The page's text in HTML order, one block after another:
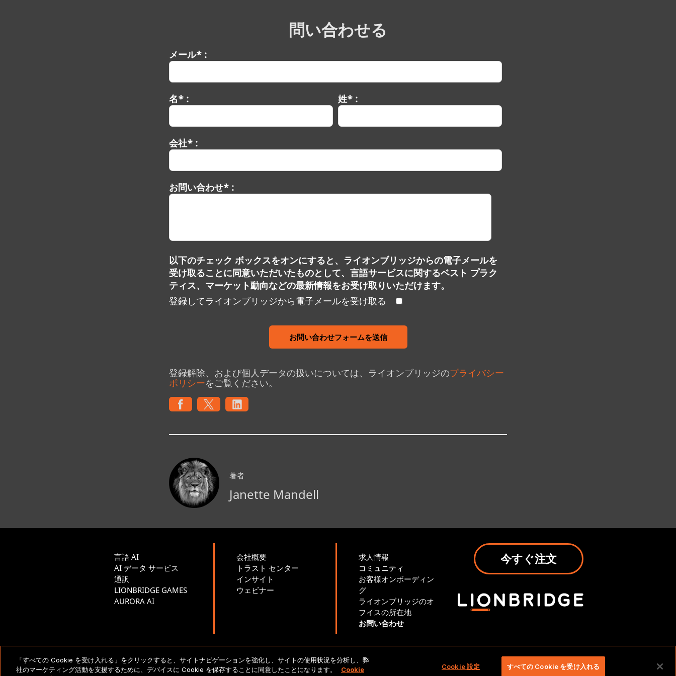
問い合わせる
メール* :
名* : 姓* :
会社* :
お問い合わせ* :
以下のチェック ボックスをオンにすると、ライオンブリッジからの電子メールを
受け取ることに同意いただいたものとして、言語サービスに関するベスト プラク
ティス、マーケット動向などの最新情報をお受け取りいただけます。
登録してライオンブリッジから電子メールを受け取る
お問い合わせフォームを送信
登録解除、および個人データの扱いについては、ライオンブリッジのプライバシー
ポリシーをご覧ください。
著者
Janette Mandell
言語 AI
AI データ サービス
通訳
LIONBRIDGE GAMES
AURORA AI
会社概要
トラスト センター
インサイト
ウェビナー
求人情報
コミュニティ
お客様オンボーディン
グ
ライオンブリッジのオ
フイスの所在地
お問い合わせ
今すぐ注文
法的通知とポリシー Copyright 2026 Lionbridge Technologies、LLC. All rights reserved。
「すべての Cookie を受け入れる」をクリックすると、サイトナビゲーションを強化し、サイトの使用状況を分析し、弊
社のマーケティング活動を支援するために、デバイスに Cookie を保存することに同意したことになります。
Cookie
Cookie 設定 すべての Cookie を受け入れる